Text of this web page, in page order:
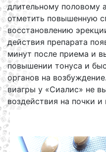
длительному половому
отметить повышенную
восстановлению
действия препарата
минут после приема и
повышении тонуса и
органов на
виагры у «Сиалис» не
воздействия на почки и